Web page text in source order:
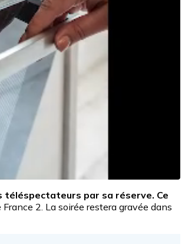
téléspectateurs par sa réserve. Ce
2. La soirée restera gravée dans